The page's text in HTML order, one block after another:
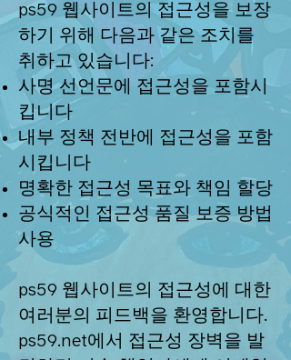
ps59 웹사이트의 접근성을 보장
하기 위해 다음과 같은 조치를
취하고 있습니다:
사명 선언문에 접근성을 포함시
킵니다
내부 정책 전반에 접근성을 포함
시킵니다
명확한 접근성 목표와 책임 할당
공식적인 접근성 품질 보증 방법
사용
ps59 웹사이트의 접근성에 대한
여러분의 피드백을 환영합니다.
ps59.net에서 접근성 장벽을 발